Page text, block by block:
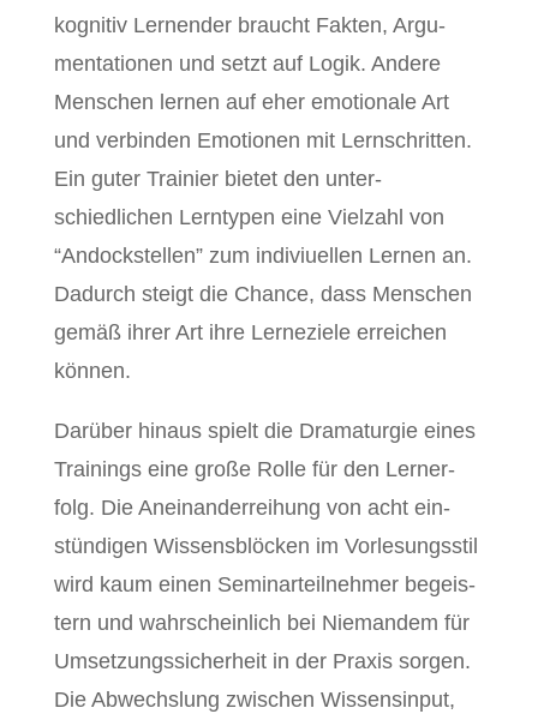
kog­ni­tiv Ler­nen­der braucht Fak­ten, Argu­
men­ta­tio­nen und set­zt auf Logik. Andere
Men­schen ler­nen auf eher emo­tionale Art
und verbinden Emo­tio­nen mit Lern­schrit­ten.
Ein guter Trainier bietet den unter­
schiedlichen Lern­typen eine Vielzahl von
“Andock­stellen” zum indi­vi­uellen Ler­nen an.
Dadurch steigt die Chance, dass Men­schen
gemäß ihrer Art ihre Lerneziele erre­ichen
können.
Darüber hin­aus spielt die Dra­maturgie eines
Train­ings eine große Rolle für den Lern­er­
folg. Die Aneinan­der­rei­hung von acht ein­
stündi­gen Wis­sens­blöck­en im Vor­lesungsstil
wird kaum einen Sem­i­narteil­nehmer begeis­
tern und wahrschein­lich bei Nie­man­dem für
Umset­zungssicher­heit in der Prax­is sor­gen.
Die Abwech­slung zwis­chen Wis­sensin­put,